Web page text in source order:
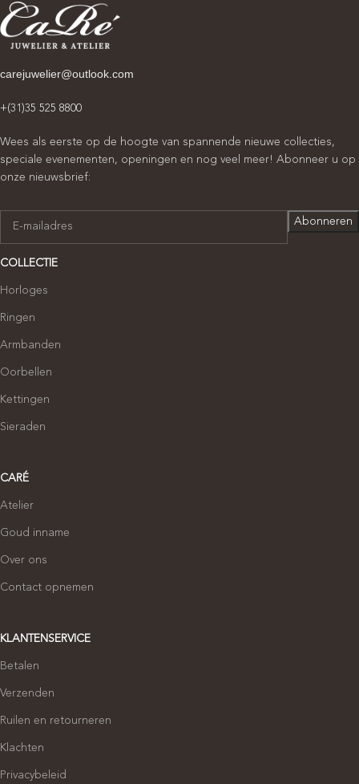
carejuwelier@outlook.com
+(31)35 525 8800
Wees als eerste op de hoogte van spannende nieuwe collecties,
speciale evenementen, openingen en nog veel meer! Abonneer u op
onze nieuwsbrief:
COLLECTIE
Horloges
Ringen
Armbanden
Oorbellen
Kettingen
Sieraden
CARÉ
Atelier
Goud inname
Over ons
Contact opnemen
KLANTENSERVICE
Betalen
Verzenden
Ruilen en retourneren
Klachten
Privacybeleid